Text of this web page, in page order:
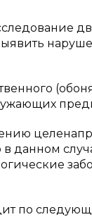
данном
по